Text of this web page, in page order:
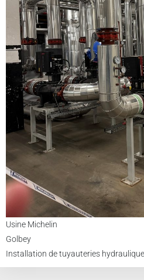
Usine Michelin
Golbey
Installation de tuyauteries